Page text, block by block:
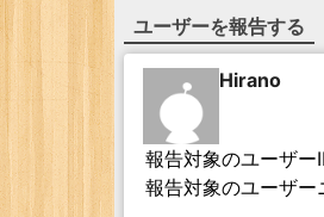
ユーザーを報告する
Hirano
報告対象のユーザー
報告対象のユーザー